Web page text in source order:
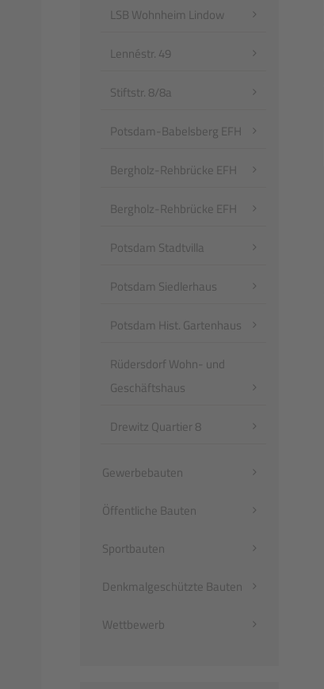
LSB Wohnheim Lindow
Lennéstr. 49
Stiftstr. 8/8a
Potsdam-Babelsberg EFH
Bergholz-Rehbrücke EFH
Bergholz-Rehbrücke EFH
Potsdam Stadtvilla
Potsdam Siedlerhaus
Potsdam Hist. Gartenhaus
Rüdersdorf Wohn- und
Geschäftshaus
Drewitz Quartier 8
Gewerbebauten
Öffentliche Bauten
Sportbauten
Denkmalgeschützte Bauten
Wettbewerb